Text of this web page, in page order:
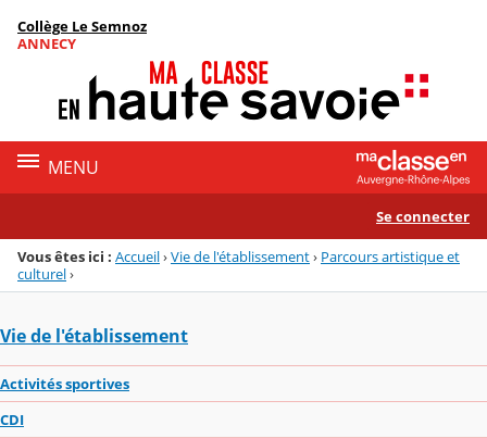
Menu de la rubrique
Contenu
Collège Le Semnoz
ANNECY
MENU
Se connecter
Vous êtes ici : Accueil›Vie de l'établissement› Parcours artistique et
culturel›
Vie de l'établissement
Activités sportives
CDI